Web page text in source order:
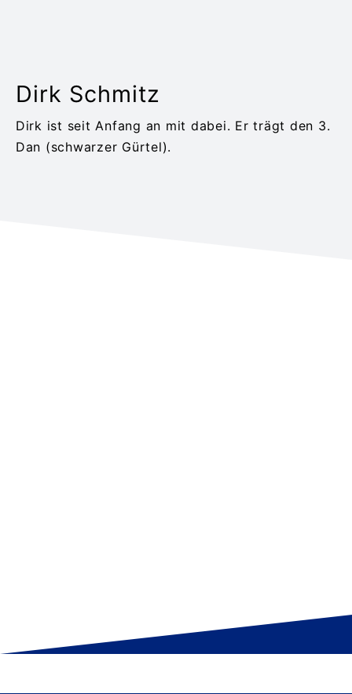
Dirk Schmitz
Dirk ist seit Anfang an mit dabei. Er trägt den 3.
Dan (schwarzer Gürtel).